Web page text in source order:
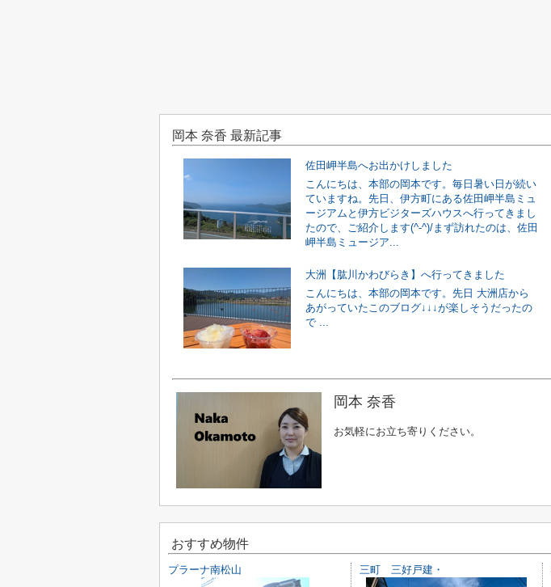
岡本 奈香 最新記事
佐田岬半島へお出かけしました
こんにちは、本部の岡本です。毎日暑い日が続い
ていますね。先日、伊方町にある佐田岬半島ミュ
ージアムと伊方ビジターズハウスへ行ってきまし
たので、ご紹介します(^-^)/まず訪れたのは、佐田
岬半島ミュージア...
大洲【肱川かわびらき】へ行ってきました
こんにちは、本部の岡本です。先日 大洲店から
あがっていたこのブログ↓↓↓が楽しそうだったの
で ...
岡本 奈香
お気軽にお立ち寄りください。
おすすめ物件
プラーナ南松山 三町 三好戸建・